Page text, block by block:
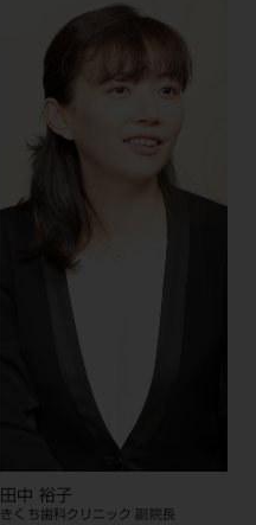
田中 裕子
きくち歯科クリニック 副院長